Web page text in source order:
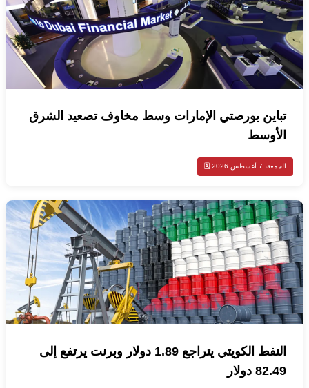
تباين بورصتي الإمارات وسط مخاوف تصعيد الشرق
الأوسط
الجمعة، 7 أغسطس 2026 🗓️
النفط الكويتي يتراجع 1.89 دولار وبرنت يرتفع إلى
82.49 دولار